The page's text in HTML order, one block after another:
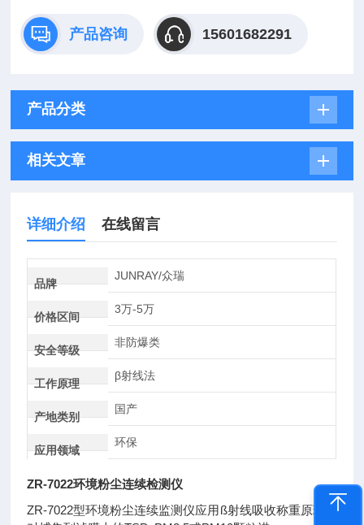
产品咨询 15601682291
产品分类
相关文章
详细介绍 在线留言
品牌
JUNRAY/众瑞
价格区间
3万-5万
安全等级
非防爆类
工作原理
β射线法
产地类别
国产
应用领域
环保
ZR-7022环境粉尘连续检测仪
ZR-7022型环境粉尘连续监测仪应用ß射线吸收称重原理，